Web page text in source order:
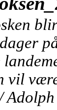
vil